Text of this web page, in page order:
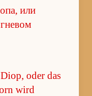
или
oder das
wird